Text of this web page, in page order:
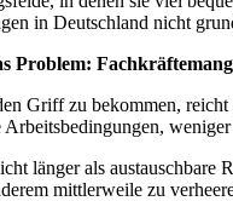
in Deutschland nicht
Problem:
Griff zu bekommen,
Arbeitsbedingungen,
länger als
mittlerweile zu